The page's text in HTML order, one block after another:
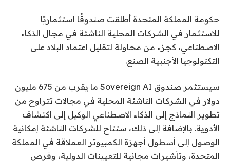
حكومة المملكة المتحدة أطلقت صندوقًا استثماريًا
للاستثمار في الشركات المحلية الناشئة في مجال الذكاء
الاصطناعي، كجزء من محاولة لتقليل اعتماد البلاد على
التكنولوجيا الأجنبية الصنع.
سيستثمر صندوق Sovereign AI ما يقرب من 675 مليون
دولار في الشركات الناشئة المحلية في مجالات تتراوح من
تطوير النماذج إلى الذكاء الاصطناعي الوكيل إلى اكتشاف
الأدوية. بالإضافة إلى ذلك، ستتاح للشركات الناشئة إمكانية
الوصول إلى أسطول أجهزة الكمبيوتر العملاقة في المملكة
المتحدة، وتأشيرات مجانية للتعيينات الدولية، وفرص